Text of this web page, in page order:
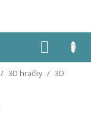
KOŠÍK
/ 3D hračky / 3D